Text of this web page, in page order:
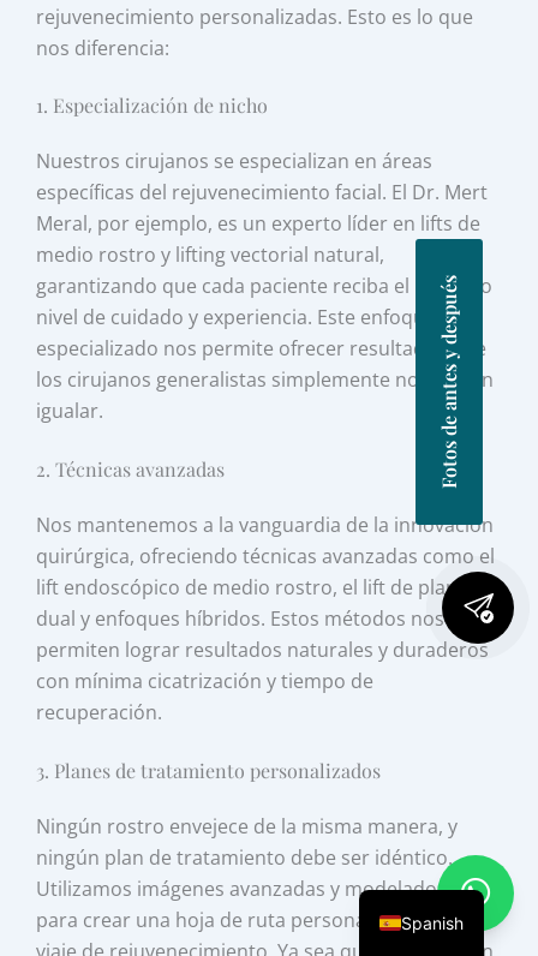
rejuvenecimiento personalizadas. Esto es lo que
nos diferencia:
1. Especialización de nicho
Nuestros cirujanos se especializan en áreas
específicas del rejuvenecimiento facial. El Dr. Mert
Meral, por ejemplo, es un experto líder en lifts de
medio rostro y lifting vectorial natural,
garantizando que cada paciente reciba el más alto
nivel de cuidado y experiencia. Este enfoque
especializado nos permite ofrecer resultados que
los cirujanos generalistas simplemente no pueden
igualar.
2. Técnicas avanzadas
Nos mantenemos a la vanguardia de la innovación
quirúrgica, ofreciendo técnicas avanzadas como el
lift endoscópico de medio rostro, el lift de plano
dual y enfoques híbridos. Estos métodos nos
permiten lograr resultados naturales y duraderos
con mínima cicatrización y tiempo de
recuperación.
3. Planes de tratamiento personalizados
Ningún rostro envejece de la misma manera, y
ningún plan de tratamiento debe ser idéntico.
Utilizamos imágenes avanzadas y modelado 3D
para crear una hoja de ruta personalizada para tu
Fotos de antes y después
Spanish